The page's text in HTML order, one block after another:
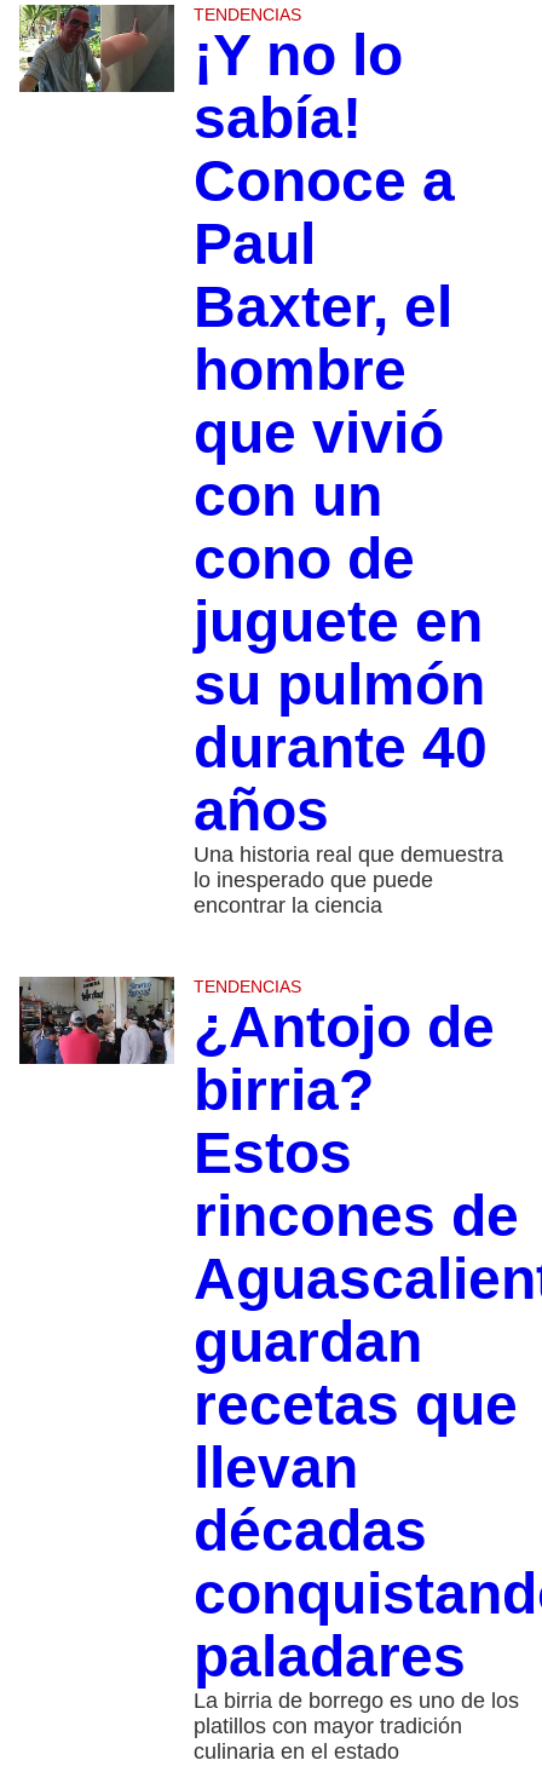
TENDENCIAS
¡Y no lo
sabía!
Conoce a
Paul
Baxter, el
hombre
que vivió
con un
cono de
juguete en
su pulmón
durante 40
años
Una historia real que demuestra
lo inesperado que puede
encontrar la ciencia
TENDENCIAS
¿Antojo de
birria?
Estos
rincones de
guardan
recetas que
llevan
décadas
paladares
La birria de borrego es uno de los
platillos con mayor tradición
culinaria en el estado